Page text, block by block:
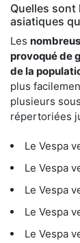
Quelles
asiatiques
Les
provoqué de
de la
plus
plusieurs
répertoriées
Le Vespa
Le Vespa
Le Vespa
Le Vespa
Le Vespa